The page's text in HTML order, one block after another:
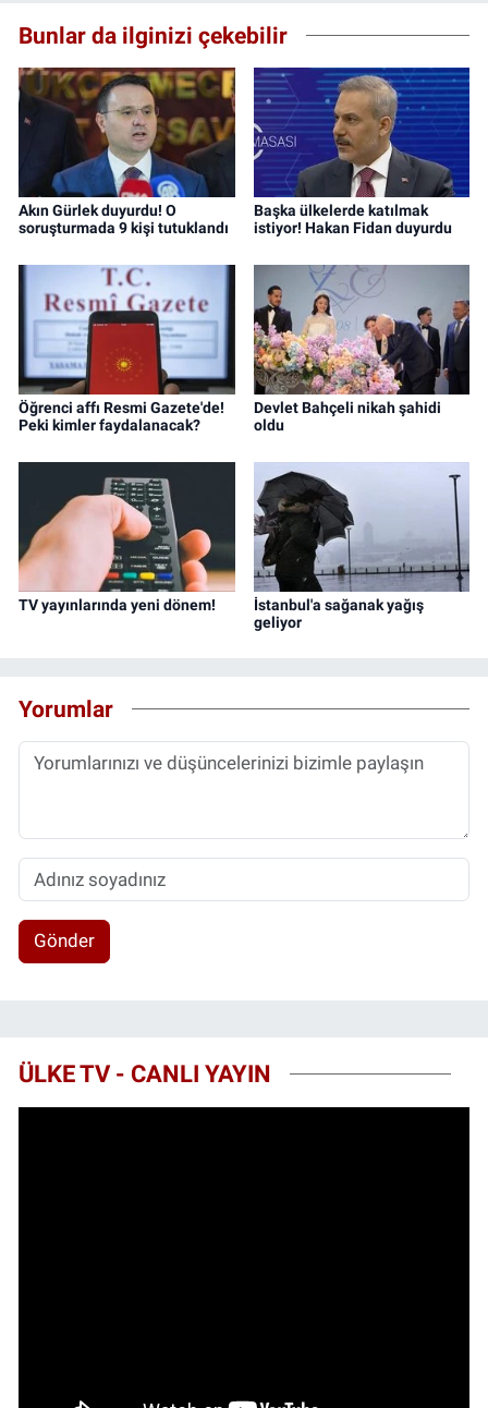
Bunlar da ilginizi çekebilir
Akın Gürlek duyurdu! O
soruşturmada 9 kişi tutuklandı
Başka ülkelerde katılmak
istiyor! Hakan Fidan duyurdu
Öğrenci affı Resmi Gazete'de!
Peki kimler faydalanacak?
Devlet Bahçeli nikah şahidi
oldu
TV yayınlarında yeni dönem!
İstanbul'a sağanak yağış
geliyor
Yorumlar
Gönder
ÜLKE TV - CANLI YAYIN